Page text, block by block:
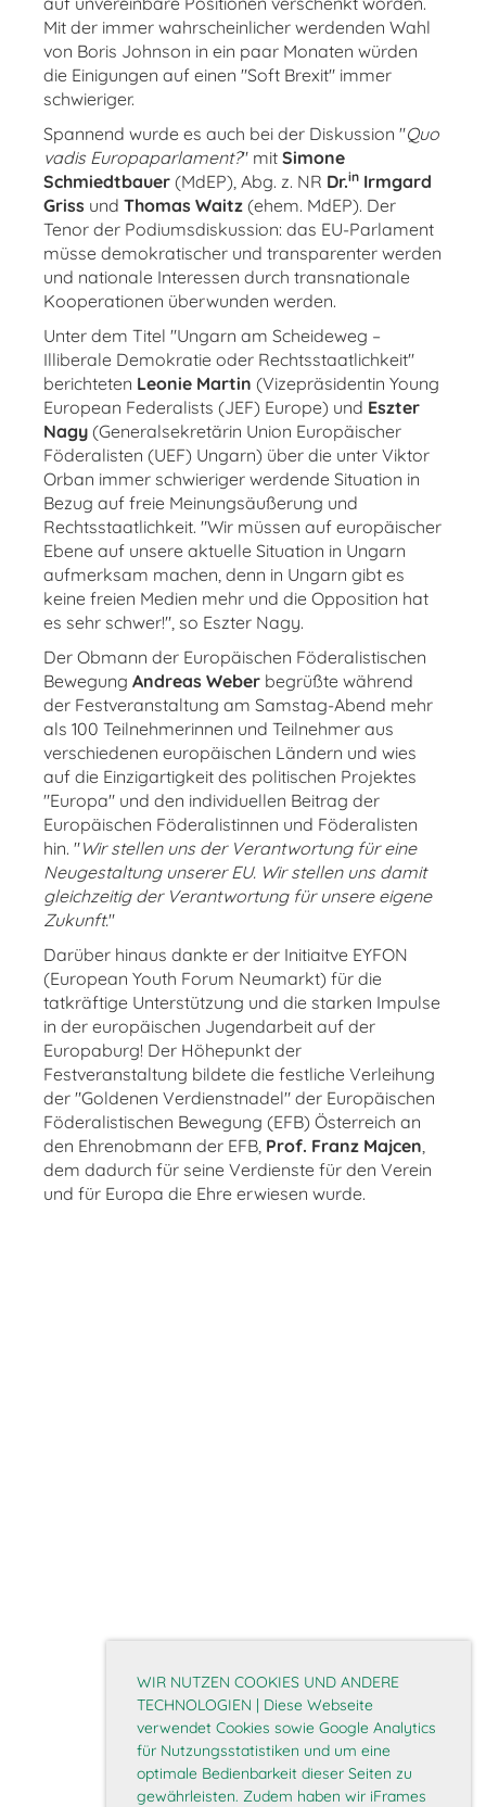
WIR NUTZEN COOKIES UND ANDERE
TECHNOLOGIEN | Diese Webseite
verwendet Cookies sowie Google Analytics
für Nutzungsstatistiken und um eine
optimale Bedienbarkeit dieser Seiten zu
gewährleisten. Zudem haben wir iFrames
Mit der immer wahrscheinlicher werdenden Wahl
von Boris Johnson in ein paar Monaten würden
die Einigungen auf einen "Soft Brexit" immer
schwieriger.
Spannend wurde es auch bei der Diskussion "Quo
vadis Europaparlament?" mit Simone
Schmiedtbauer (MdEP), Abg. z. NR Dr.in Irmgard
Griss und Thomas Waitz (ehem. MdEP). Der
Tenor der Podiumsdiskussion: das EU-Parlament
müsse demokratischer und transparenter werden
und nationale Interessen durch transnationale
Kooperationen überwunden werden.
Unter dem Titel "Ungarn am Scheideweg –
Illiberale Demokratie oder Rechtsstaatlichkeit"
berichteten Leonie Martin (Vizepräsidentin Young
European Federalists (JEF) Europe) und Eszter
Nagy (Generalsekretärin Union Europäischer
Föderalisten (UEF) Ungarn) über die unter Viktor
Orban immer schwieriger werdende Situation in
Bezug auf freie Meinungsäußerung und
Rechtsstaatlichkeit. "Wir müssen auf europäischer
Ebene auf unsere aktuelle Situation in Ungarn
aufmerksam machen, denn in Ungarn gibt es
keine freien Medien mehr und die Opposition hat
es sehr schwer!", so Eszter Nagy.
Der Obmann der Europäischen Föderalistischen
Bewegung Andreas Weber begrüßte während
der Festveranstaltung am Samstag-Abend mehr
als 100 Teilnehmerinnen und Teilnehmer aus
verschiedenen europäischen Ländern und wies
auf die Einzigartigkeit des politischen Projektes
"Europa" und den individuellen Beitrag der
Europäischen Föderalistinnen und Föderalisten
hin. "Wir stellen uns der Verantwortung für eine
Neugestaltung unserer EU. Wir stellen uns damit
gleichzeitig der Verantwortung für unsere eigene
Zukunft."
Darüber hinaus dankte er der Initiaitve EYFON
(European Youth Forum Neumarkt) für die
tatkräftige Unterstützung und die starken Impulse
in der europäischen Jugendarbeit auf der
Europaburg! Der Höhepunkt der
Festveranstaltung bildete die festliche Verleihung
der "Goldenen Verdienstnadel" der Europäischen
Föderalistischen Bewegung (EFB) Österreich an
den Ehrenobmann der EFB, Prof. Franz Majcen,
dem dadurch für seine Verdienste für den Verein
und für Europa die Ehre erwiesen wurde.